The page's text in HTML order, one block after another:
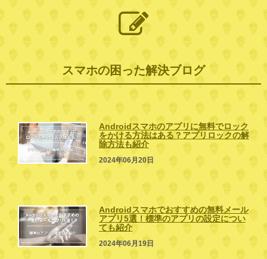
スマホの困った解決ブログ
Androidスマホのアプリに無料でロック
をかける方法はある？アプリロックの解
除方法も紹介
2024年06月20日
Androidスマホでおすすめの無料メール
アプリ5選！標準のアプリの設定につい
ても紹介
2024年06月19日